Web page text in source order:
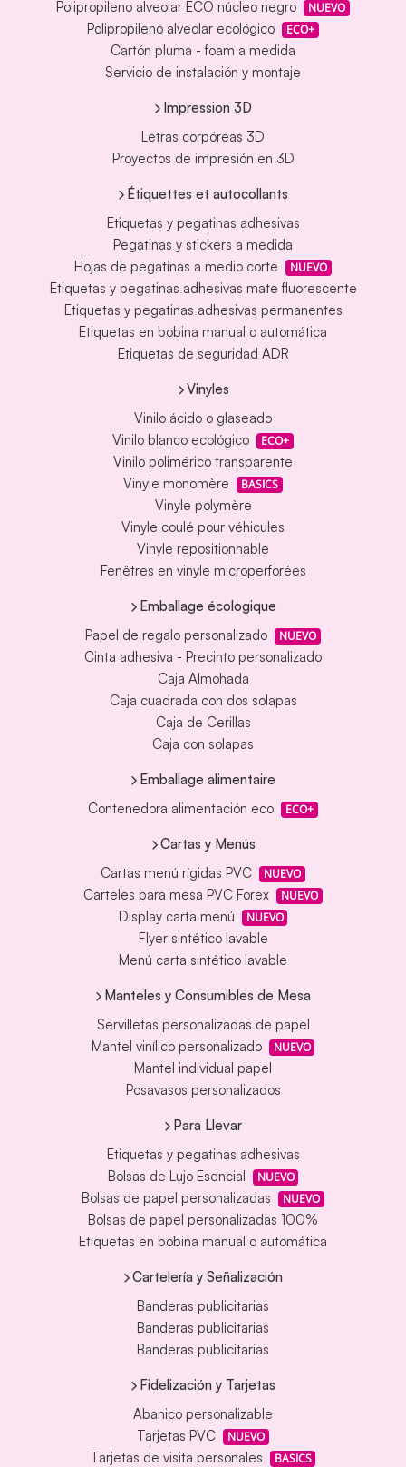
Polipropileno alveolar ECO núcleo negro NUEVO
Polipropileno alveolar ecológico ECO+
Cartón pluma - foam a medida
Servicio de instalación y montaje
Impression 3D
Letras corpóreas 3D
Proyectos de impresión en 3D
Étiquettes et autocollants
Etiquetas y pegatinas adhesivas
Pegatinas y stickers a medida
Hojas de pegatinas a medio corte
NUEVO
Etiquetas y pegatinas adhesivas mate fluorescente
Etiquetas y pegatinas adhesivas permanentes
Etiquetas en bobina manual o automática
Etiquetas de seguridad ADR
Vinyles
Vinilo ácido o glaseado
Vinilo blanco ecológico
ECO+
Vinilo polimérico transparente
Vinyle monomère
BASICS
Vinyle polymère
Vinyle coulé pour véhicules
Vinyle repositionnable
Fenêtres en vinyle microperforées
Emballage écologique
Papel de regalo personalizado
NUEVO
Cinta adhesiva - Precinto personalizado
Caja Almohada
Caja cuadrada con dos solapas
Caja de Cerillas
Caja con solapas
Emballage alimentaire
Contenedora alimentación eco
ECO+
Cartas y Menús
Cartas menú rígidas PVC
NUEVO
Carteles para mesa PVC Forex NUEVO
Display carta menú NUEVO
Flyer sintético lavable
Menú carta sintético lavable
Manteles y Consumibles de Mesa
Servilletas personalizadas de papel
Mantel vinílico personalizado
NUEVO
Mantel individual papel
Posavasos personalizados
Para Llevar
Etiquetas y pegatinas adhesivas
Bolsas de Lujo Esencial
NUEVO
Bolsas de papel personalizadas NUEVO
Bolsas de papel personalizadas 100%
Etiquetas en bobina manual o automática
Cartelería y Señalización
Banderas publicitarias
Banderas publicitarias
Banderas publicitarias
Fidelización y Tarjetas
Abanico personalizable
Tarjetas PVC
NUEVO
Tarjetas de visita personales BASICS